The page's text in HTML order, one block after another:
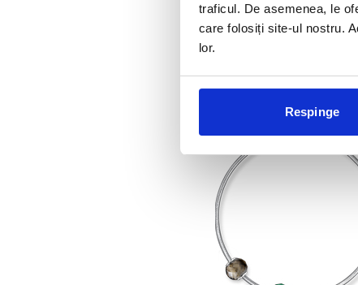
traficul. De asemenea, le
care folosiți site-ul nostru.
lor.
Respinge